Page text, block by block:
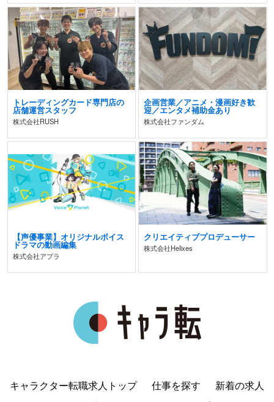
トレーディングカード専門店の
店舗運営スタッフ
株式会社RUSH
企画営業／アニメ・漫画好き歓
迎／エンタメ補助金あり
株式会社ファンダム
【声優事業】オリジナルボイス
ドラマの動画編集
株式会社アプラ
クリエイティブプロデューサー
株式会社Helixes
キャラクター転職求人トップ 仕事を探す
新着の求人